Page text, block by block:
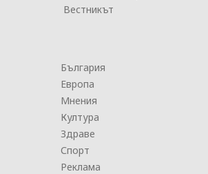
Вестникът
България
Европа
Мнения
Култура
Здраве
Спорт
Реклама